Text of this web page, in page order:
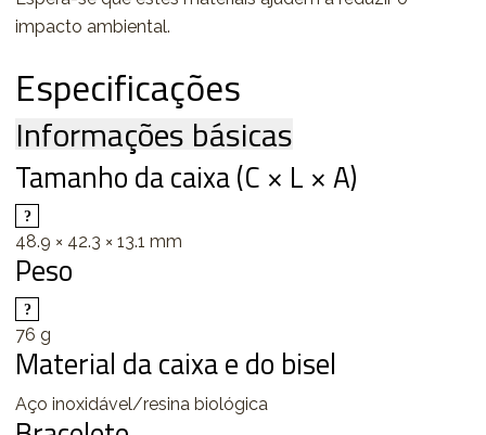
impacto ambiental.
Especificações
Informações básicas
Tamanho da caixa (C × L × A)
48.9 × 42.3 × 13.1 mm
Peso
76 g
Material da caixa e do bisel
Aço inoxidável/resina biológica